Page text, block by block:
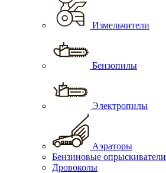
Измельчители
Бензопилы
Электропилы
Аэраторы
Бензиновые опрыскиватели
Дровоколы